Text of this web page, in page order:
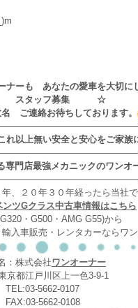
ナーも あなたの愛車を大切に
タッフ募集 ☆
ご連絡お待ちしております。
れ以上無い安全と安心をご家族
門店最強メカニックのワンオ
、２０年３０年経ったら当社で
ンツGクラス中古車情報はこちら
・G500・AMG G55)から
入車販売・レンタカーならワ
：株式会社ワンオーナー
京都江戸川区上一色3-9-1
TEL:03-5662-0107
FAX:03-5662-0108